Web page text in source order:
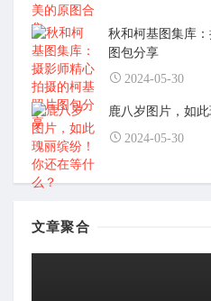
秋和柯基图集库
图包分享
2024-05-30
鹿八岁图片，如
2024-05-30
文章聚合